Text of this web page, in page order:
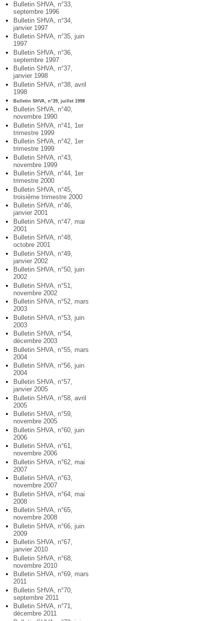
Bulletin SHVA, n°33,
septembre 1996
Bulletin SHVA, n°34,
janvier 1997
Bulletin SHVA, n°35, juin
1997
Bulletin SHVA, n°36,
septembre 1997
Bulletin SHVA, n°37,
janvier 1998
Bulletin SHVA, n°38, avril
1998
Bulletin SHVA, n°39, juillet 1998
Bulletin SHVA, n°40,
novembre 1990
Bulletin SHVA, n°41, 1er
trimestre 1999
Bulletin SHVA, n°42, 1er
trimestre 1999
Bulletin SHVA, n°43,
novembre 1999
Bulletin SHVA, n°44, 1er
trimestre 2000
Bulletin SHVA, n°45,
troisième trimestre 2000
Bulletin SHVA, n°46,
janvier 2001
Bulletin SHVA, n°47, mai
2001
Bulletin SHVA, n°48,
octobre 2001
Bulletin SHVA, n°49,
janvier 2002
Bulletin SHVA, n°50, juin
2002
Bulletin SHVA, n°51,
novembre 2002
Bulletin SHVA, n°52, mars
2003
Bulletin SHVA, n°53, juin
2003
Bulletin SHVA, n°54,
décembre 2003
Bulletin SHVA, n°55, mars
2004
Bulletin SHVA, n°56, juin
2004
Bulletin SHVA, n°57,
janvier 2005
Bulletin SHVA, n°58, avril
2005
Bulletin SHVA, n°59,
novembre 2005
Bulletin SHVA, n°60, juin
2006
Bulletin SHVA, n°61,
novembre 2006
Bulletin SHVA, n°62, mai
2007
Bulletin SHVA, n°63,
novembre 2007
Bulletin SHVA, n°64, mai
2008
Bulletin SHVA, n°65,
novembre 2008
Bulletin SHVA, n°66, juin
2009
Bulletin SHVA, n°67,
janvier 2010
Bulletin SHVA, n°68,
novembre 2010
Bulletin SHVA, n°69, mars
2011
Bulletin SHVA, n°70,
septembre 2011
Bulletin SHVA, n°71,
décembre 2011